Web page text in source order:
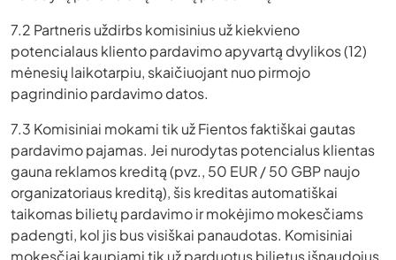
7.2 Partneris uždirbs komisinius už kiekvieno
potencialaus kliento pardavimo apyvartą dvylikos (12)
mėnesių laikotarpiu, skaičiuojant nuo pirmojo
pagrindinio pardavimo datos.
7.3 Komisiniai mokami tik už Fientos faktiškai gautas
pardavimo pajamas. Jei nurodytas potencialus klientas
gauna reklamos kreditą (pvz., 50 EUR / 50 GBP naujo
organizatoriaus kreditą), šis kreditas automatiškai
taikomas bilietų pardavimo ir mokėjimo mokesčiams
padengti, kol jis bus visiškai panaudotas. Komisiniai
mokesčiai kaupiami tik už parduotus bilietus išnaudojus